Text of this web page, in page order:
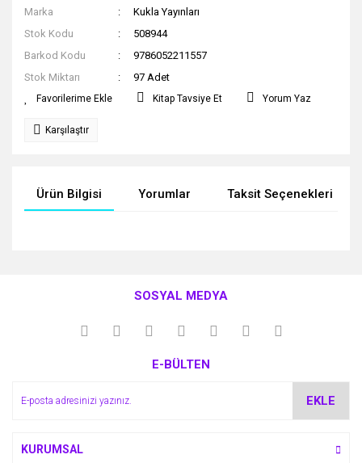
Marka
Kukla Yayınları
Stok Kodu
508944
Barkod Kodu
9786052211557
Stok Miktarı
97 Adet
Kitap Tavsiye Et Yorum Yaz
Karşılaştır
Ürün Bilgisi Yorumlar Taksit Seçenekleri
kullanarak tarafımıza iletebilirsiniz.
Görüş ve önerileriniz için teşekkür ederiz.
Ürün açıklamasında eksik bilgiler bulunuyor.
SOSYAL MEDYA
E-BÜLTEN
EKLE
KURUMSAL